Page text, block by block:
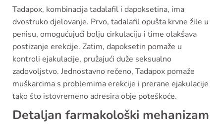
Tadapox, kombinacija tadalafil i dapoksetina, ima
dvostruko djelovanje. Prvo, tadalafil opušta krvne žile u
penisu, omogućujući bolju cirkulaciju i time olakšava
postizanje erekcije. Zatim, dapoksetin pomaže u
kontroli ejakulacije, pružajući duže seksualno
zadovoljstvo. Jednostavno rečeno, Tadapox pomaže
muškarcima s problemima erekcije i prerane ejakulacije
tako što istovremeno adresira obje poteškoće.
Detaljan farmakološki mehanizam